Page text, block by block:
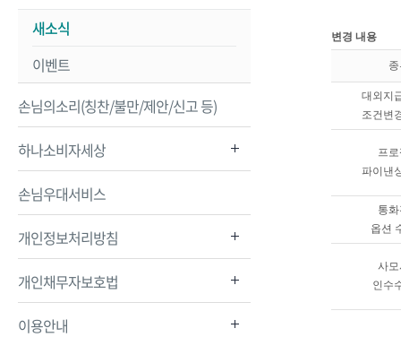
새소식
이벤트
손님의소리(칭찬/불만/제안/신고 등)
하나소비자세상
손님우대서비스
개인정보처리방침
개인채무자보호법
이용안내
변경 내용
대외지
조건변
프
파이낸
통
옵션
사
인수